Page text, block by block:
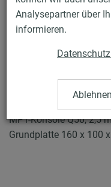
Analysepartner über
informieren.
Ablehnen
Feuerverzinkte Produkte
MPT-Konsolen Q50
MPT-
MPT-Konsole Q50, 2,5
Grundplatte 160 x 100